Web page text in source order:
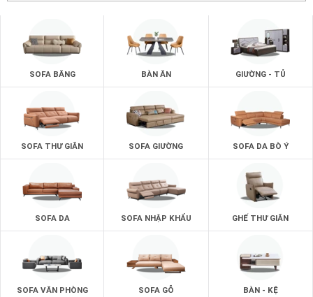
SOFA BĂNG BÀN ĂN GIƯỜNG - TỦ
SOFA THƯ GIÃN SOFA GIƯỜNG SOFA DA BÒ Ý
SOFA DA SOFA NHẬP KHẨU GHẾ THƯ GIÃN
SOFA VĂN PHÒNG SOFA GỖ BÀN - KỆ